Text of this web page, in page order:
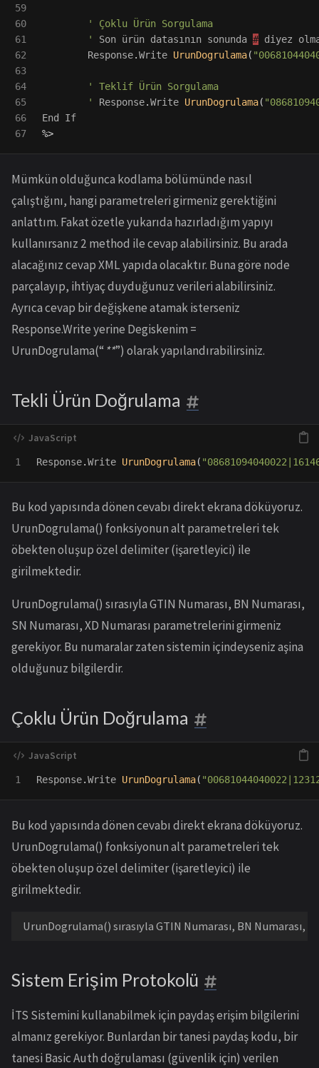
59
60
61
62
63
64
65
66
'
Çoklu Ürün Sorgulama
'
Son ürün datasının sonunda # diyez
Response.Write UrunDogrulama( "
'
Teklif Ürün Sorgulama
'
Response.Write UrunDogrulama( "
End
If
%>
Mümkün olduğunca kodlama bölümünde nasıl
çalıştığını, hangi parametreleri girmeniz gerektiğini
anlattım. Fakat özetle yukarıda hazırladığım yapıyı
kullanırsanız 2 method ile cevap alabilirsiniz. Bu arada
alacağınız cevap XML yapıda olacaktır. Buna göre node
parçalayıp, ihtiyaç duyduğunuz verileri alabilirsiniz.
Ayrıca cevap bir değişkene atamak isterseniz
Response.Write yerine Degiskenim =
UrunDogrulama(“**”) olarak yapılandırabilirsiniz.
Tekli Ürün Doğrulama
Response.Write UrunDogrulama( "
Bu kod yapısında dönen cevabı direkt ekrana döküyoruz.
UrunDogrulama() fonksiyonun alt parametreleri tek
öbekten oluşup özel delimiter (işaretleyici) ile
girilmektedir.
UrunDogrulama() sırasıyla GTIN Numarası, BN Numarası,
SN Numarası, XD Numarası parametrelerini girmeniz
gerekiyor. Bu numaralar zaten sistemin içindeyseniz aşina
olduğunuz bilgilerdir.
Çoklu Ürün Doğrulama
Response.Write UrunDogrulama( "
Bu kod yapısında dönen cevabı direkt ekrana döküyoruz.
UrunDogrulama() fonksiyonun alt parametreleri tek
öbekten oluşup özel delimiter (işaretleyici) ile
girilmektedir.
UrunDogrulama() sırasıyla GTIN Numarası, BN
Sistem Erişim Protokolü
İTS Sistemini kullanabilmek için paydaş erişim bilgilerini
almanız gerekiyor. Bunlardan bir tanesi paydaş kodu, bir
tanesi Basic Auth doğrulaması (güvenlik için) verilen